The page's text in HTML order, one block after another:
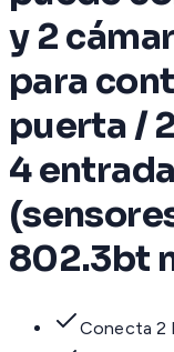
y 2
para
puerta /
4
802.3bt
Conecta 2